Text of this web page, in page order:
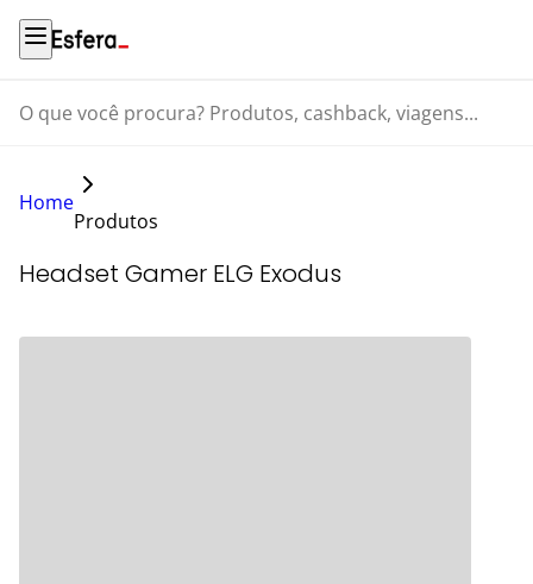
O que você procura? Produtos, cashback, viagens...
Home
Produtos
Headset Gamer ELG Exodus